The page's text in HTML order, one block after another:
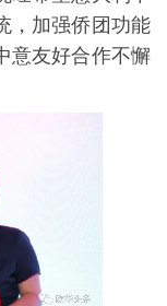
，加强侨团功能
意友好合作不懈